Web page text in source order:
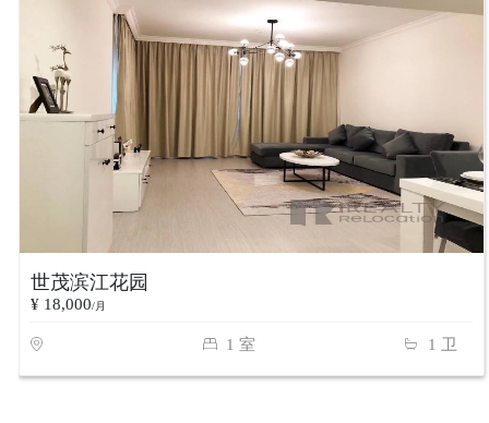
世茂滨江花园
¥ 18,000/月
1 室 1 卫